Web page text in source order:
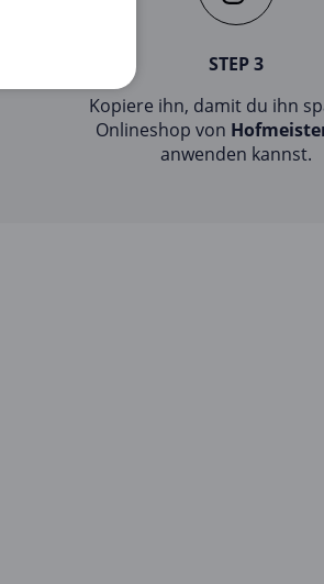
STEP 3
Kopiere ihn, damit du ihn
Onlineshop von
anwenden kannst.